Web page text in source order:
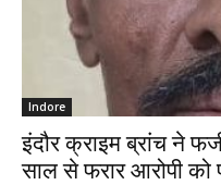
Indore
इंदौर क्राइम ब्रांच ने
साल से फरार आरोपी को